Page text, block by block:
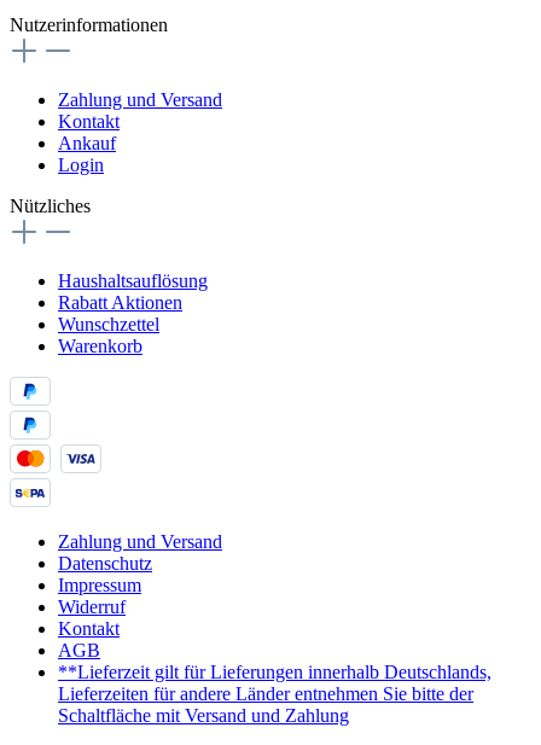
Nutzerinformationen
Zahlung und Versand
Kontakt
Ankauf
Login
Nützliches
Haushaltsauflösung
Rabatt Aktionen
Wunschzettel
Warenkorb
Zahlung und Versand
Datenschutz
Impressum
Widerruf
Kontakt
AGB
**Lieferzeit gilt für Lieferungen innerhalb Deutschlands,
Lieferzeiten für andere Länder entnehmen Sie bitte der
Schaltfläche mit Versand und Zahlung